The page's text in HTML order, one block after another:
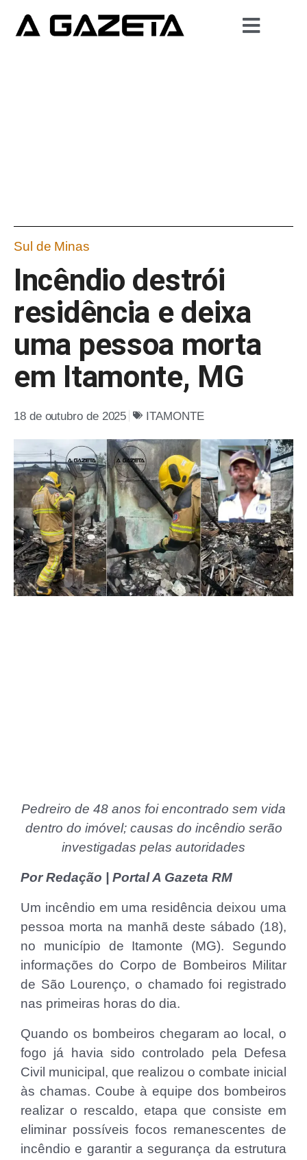
Sul de Minas
Incêndio destrói
residência e deixa
uma pessoa morta
em Itamonte, MG
18 de outubro de 2025 ITAMONTE
Pedreiro de 48 anos foi encontrado sem vida
dentro do imóvel; causas do incêndio serão
investigadas pelas autoridades
Por Redação | Portal A Gazeta RM
Um incêndio em uma residência deixou uma
pessoa morta na manhã deste sábado (18),
no município de Itamonte (MG). Segundo
informações do Corpo de Bombeiros Militar
de São Lourenço, o chamado foi registrado
nas primeiras horas do dia.
Quando os bombeiros chegaram ao local, o
fogo já havia sido controlado pela Defesa
Civil municipal, que realizou o combate inicial
às chamas. Coube à equipe dos bombeiros
realizar o rescaldo, etapa que consiste em
eliminar possíveis focos remanescentes de
incêndio e garantir a segurança da estrutura